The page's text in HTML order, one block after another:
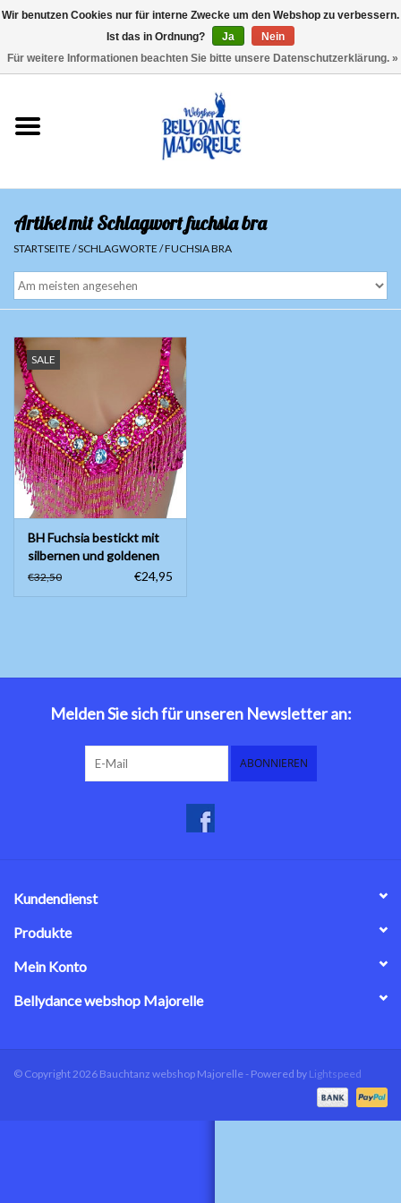
Sale
Sets
Oberteile
Röcke und Hosen
Hüfttücher
Schleier
Bauchtanzkostüme
Zubehör
Tribal dance
Schmuck
Artikel mit Schlagwort fuchsia bra
STARTSEITE /SCHLAGWORTE /FUCHSIA BRA
SALE
BH Fuchsia bestickt mit
silbernen und goldenen
Elementen
€32,50 €24,95
Melden Sie sich für unseren Newsletter an:
ABONNIEREN
Kundendienst
Produkte
Mein Konto
Bellydance webshop Majorelle
© Copyright 2026 Bauchtanz webshop Majorelle - Powered by Lightspeed
Wir benutzen Cookies nur für interne Zwecke um den Webshop zu verbessern.
Ist das in Ordnung?
Ja
Nein
Für weitere Informationen beachten Sie bitte unsere Datenschutzerklärung. »